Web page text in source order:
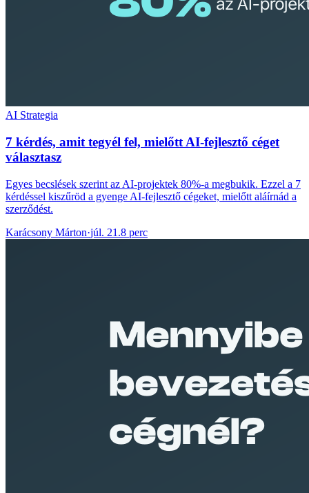
AI Strategia
7 kérdés, amit tegyél fel, mielőtt AI-fejlesztő céget
választasz
Egyes becslések szerint az AI-projektek 80%-a megbukik. Ezzel a 7
kérdéssel kiszűröd a gyenge AI-fejlesztő cégeket, mielőtt aláírnád a
szerződést.
Karácsony Márton·júl. 21.8 perc